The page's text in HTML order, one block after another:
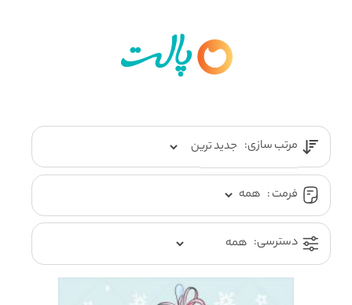
مرتب سازی:
فرمت :
دسترسی: